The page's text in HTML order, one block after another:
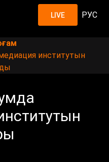
LIVE РУС
институтын